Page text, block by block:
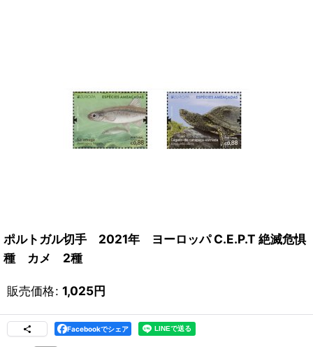
ポルトガル切手 2021年 ヨーロッパ C.E.P.T 絶滅危惧
種 カメ 2種
販売価格: 1,025円
Facebookでシェア